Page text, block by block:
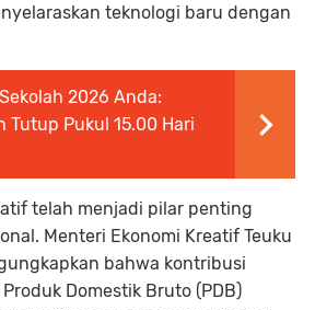
teknologi baru dengan
2026 Anda:
Tutup Pukul 15.00 Hari
telah menjadi pilar penting
Menteri Ekonomi Kreatif Teuku
bahwa kontribusi
Domestik Bruto (PDB)